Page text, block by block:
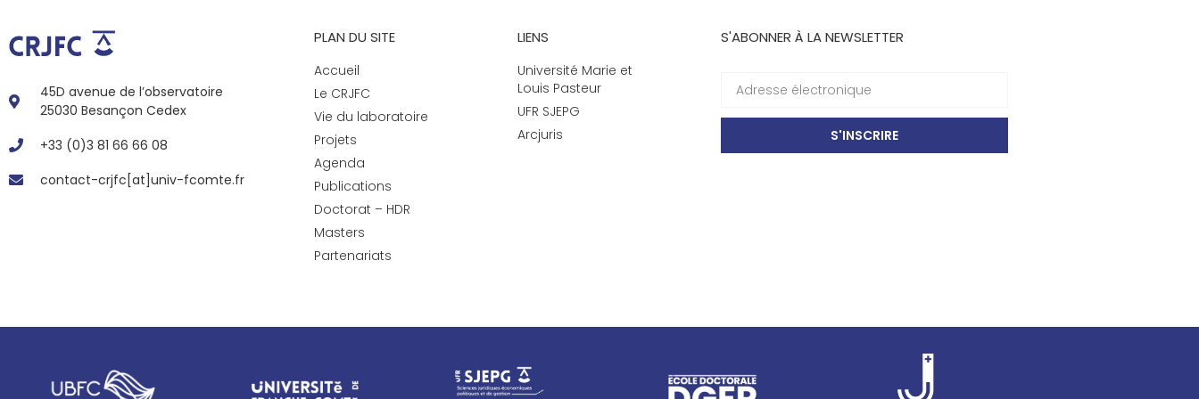
45D avenue de l’observatoire
25030 Besançon Cedex
+33 (0)3 81 66 66 08
contact-crjfc[at]univ-fcomte.fr
PLAN DU SITE
Accueil
Le CRJFC
Vie du laboratoire
Projets
Agenda
Publications
Doctorat – HDR
Masters
Partenariats
LIENS
Université Marie et
Louis Pasteur
UFR SJEPG
Arcjuris
S'ABONNER À LA NEWSLETTER
S'INSCRIRE